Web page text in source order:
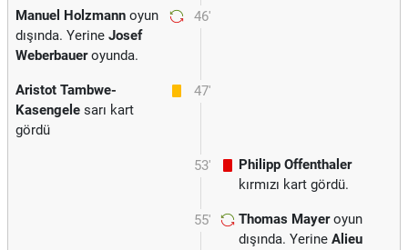
46'
Manuel Holzmann oyun
dışında. Yerine Josef
Weberbaueroyunda.
47'
Aristot Tambwe-
Kasengele sarı kart
gördü
53'
Philipp Offenthaler
kırmızı kart gördü.
55' Thomas Mayeroyun
dışında. Yerine Alieu